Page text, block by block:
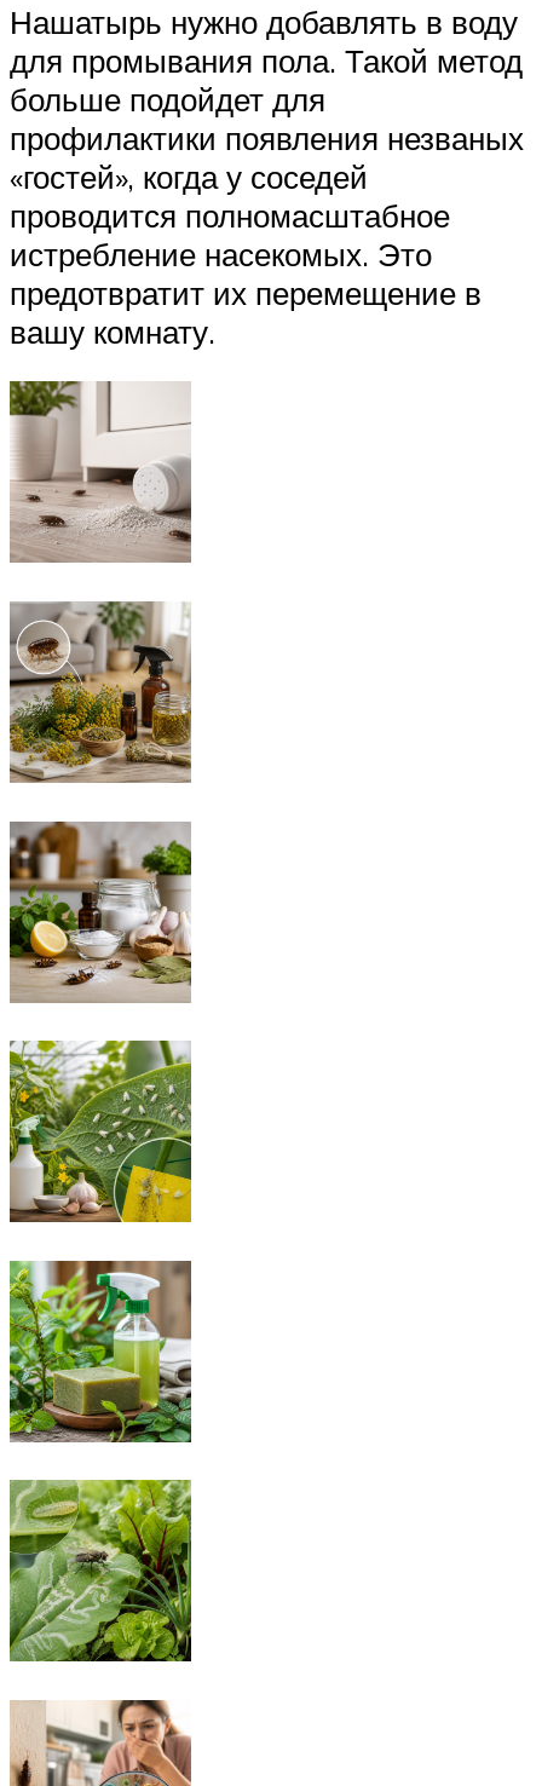
Нашатырь нужно добавлять в воду
для промывания пола. Такой метод
больше подойдет для
профилактики появления незваных
«гостей», когда у соседей
проводится полномасштабное
истребление насекомых. Это
предотвратит их перемещение в
вашу комнату.